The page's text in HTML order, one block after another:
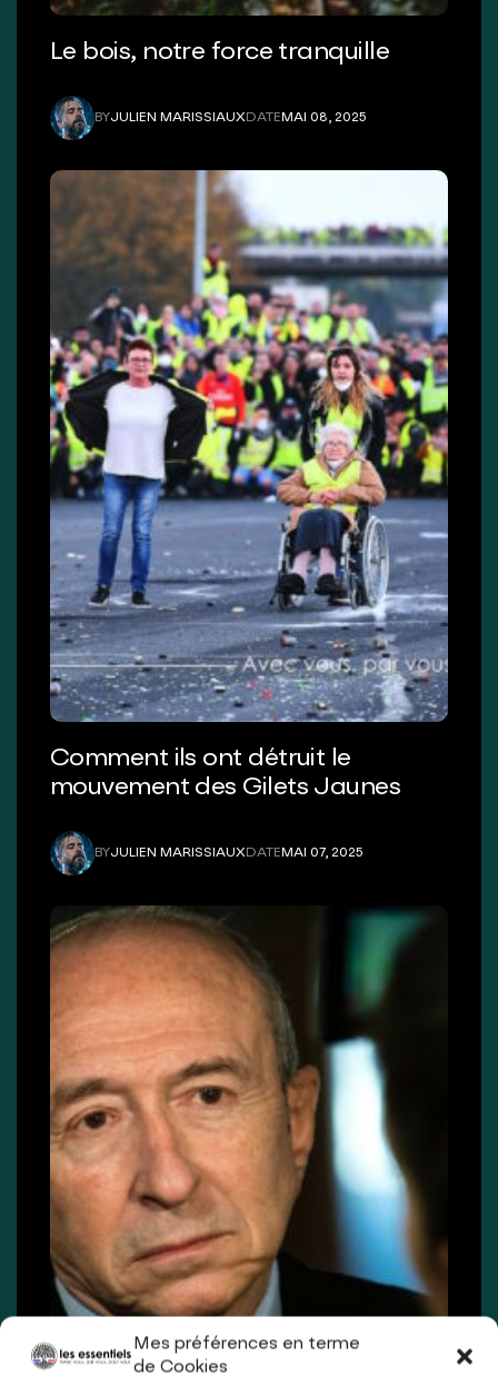
Mes préférences en terme
de Cookies
Le bois, notre force tranquille
BYJULIEN MARISSIAUXDATE MAI 08, 2025
Comment ils ont détruit le
mouvement des Gilets Jaunes
BYJULIEN MARISSIAUXDATE MAI 07, 2025